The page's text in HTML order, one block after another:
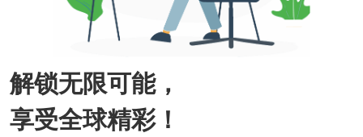
解锁无限可能，
享受全球精彩！